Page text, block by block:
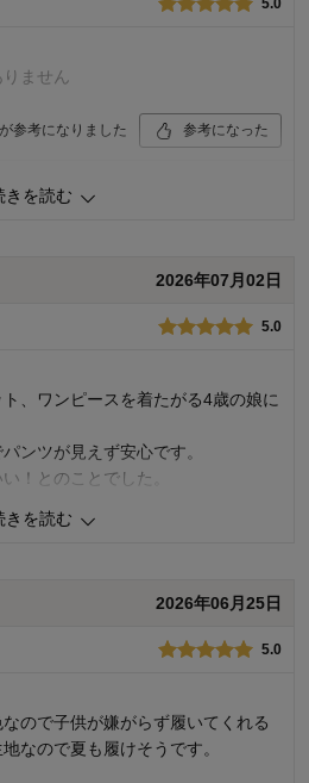
いたしました。 開発段階におきまして
隙間ができる点を真摯に受け止め、今
し上げます。 今後もお客様により満足
う努力をしてまいります。貴重なご意
8人が参考になりました
ません
参考になりました 参考になった
： ブラック２枚セット, １１０
きを読む
2026年07月02日
5.0
、ワンピースを着たがる4歳の娘に
ンツが見えず安心です。
！とのことでした。
参考になりました
： ぽっちゃり型
：
女の子
： 3～5歳
きを読む
2026年06月25日
5.0
ので子供が嫌がらず履いてくれる
なので夏も履けそうです。